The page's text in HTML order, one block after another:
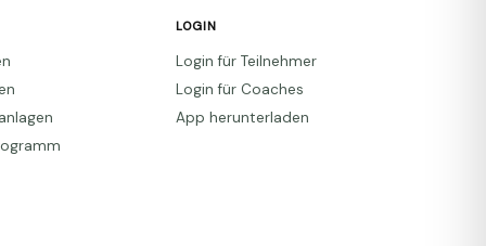
LOGIN
Login für Teilnehmer
Login für Coaches
App herunterladen